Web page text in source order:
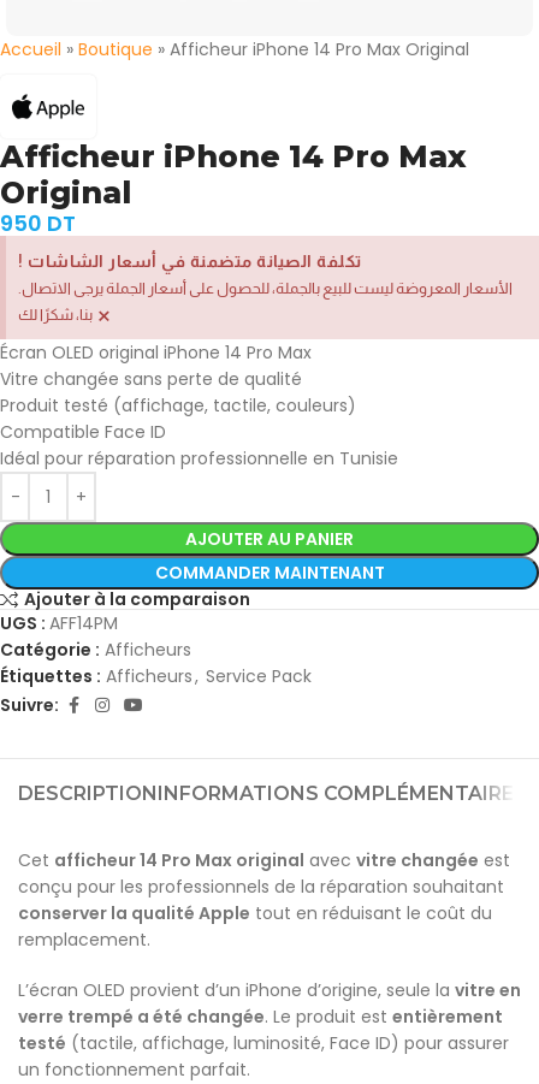
Accueil » Boutique » Afficheur iPhone 14 Pro Max Original
Afficheur iPhone 14 Pro Max
Original
950 DT
! تكلفة الصيانة متضمنة في أسعار الشاشات
.الأسعار المعروضة ليست للبيع بالجملة، للحصول على أسعار الجملة يرجى الاتصال
بنا، شكرًا لك ×
Écran OLED original iPhone 14 Pro Max
Vitre changée sans perte de qualité
Produit testé (affichage, tactile, couleurs)
Compatible Face ID
Idéal pour réparation professionnelle en Tunisie
AJOUTER AU PANIER
COMMANDER MAINTENANT
Ajouter à la comparaison
UGS : AFF14PM
Catégorie : Afficheurs
Étiquettes : Afficheurs, Service Pack
Suivre:
DESCRIPTIONINFORMATIONS COMPLÉMENTAIRES
Cet afficheur 14 Pro Max original avec vitre changée est
conçu pour les professionnels de la réparation souhaitant
conserver la qualité Apple tout en réduisant le coût du
remplacement.
L’écran OLED provient d’un iPhone d’origine, seule la vitre en
verre trempé a été changée. Le produit est entièrement
testé (tactile, affichage, luminosité, Face ID) pour assurer
un fonctionnement parfait.